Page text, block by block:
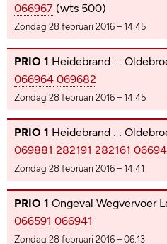
066967 (wts 500)
Zondag 28 februari 2016 – 14:45
PRIO 1 Heidebrand : :
066964 069682
Zondag 28 februari 2016 – 14:45
PRIO 1 Heidebrand : :
069881 282191 282161
Zondag 28 februari 2016 – 14:41
PRIO 1 Ongeval Wegvervoer
066591 066941
Zondag 28 februari 2016 – 06:13